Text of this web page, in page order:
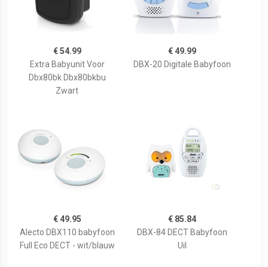
€ 54.99
Extra Babyunit Voor
Dbx80bk Dbx80bkbu
Zwart
€ 49.99
DBX-20 Digitale Babyfoon
€ 49.95
Alecto DBX110 babyfoon
Full Eco DECT - wit/blauw
€ 85.84
DBX-84 DECT Babyfoon
Uil